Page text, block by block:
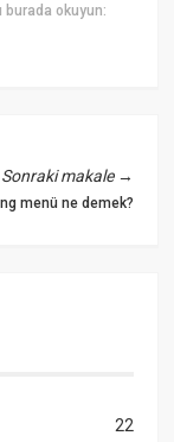
burada okuyun:
Sonraki makale→
menü ne demek?
22